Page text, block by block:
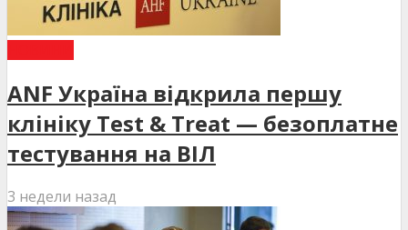
ANF Україна відкрила першу
клініку Test & Treat — безоплатне
тестування на ВІЛ
3 недели назад